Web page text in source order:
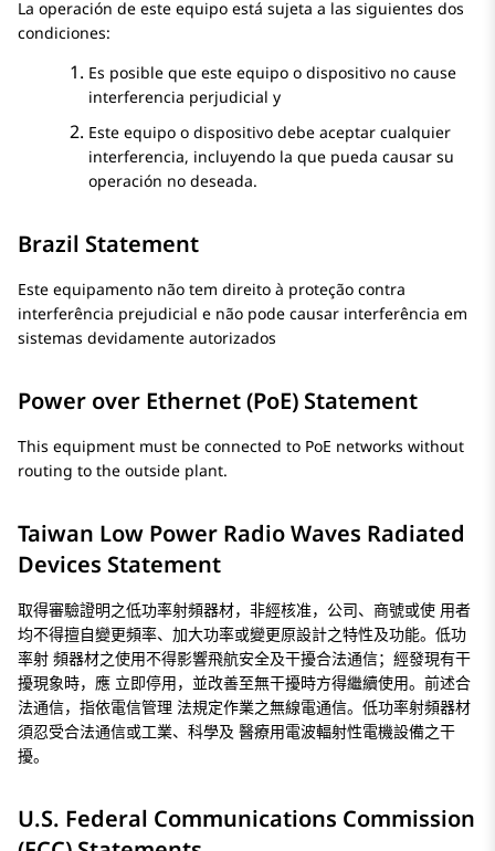
La operación de este equipo está sujeta a las siguientes dos
condiciones:
Es posible que este equipo o dispositivo no cause
interferencia perjudicial y
Este equipo o dispositivo debe aceptar cualquier
interferencia, incluyendo la que pueda causar su
operación no deseada.
Brazil Statement
Este equipamento não tem direito à proteção contra
interferência prejudicial e não pode causar interferência em
sistemas devidamente autorizados
Power over Ethernet (PoE) Statement
This equipment must be connected to PoE networks without
routing to the outside plant.
Taiwan Low Power Radio Waves Radiated
Devices Statement
取得審驗證明之低功率射頻器材，非經核准，公司、商號或使 用者
均不得擅自變更頻率、加大功率或變更原設計之特性及功能。低功
率射 頻器材之使用不得影響飛航安全及干擾合法通信；經發現有干
擾現象時，應 立即停用，並改善至無干擾時方得繼續使用。前述合
法通信，指依電信管理 法規定作業之無線電通信。低功率射頻器材
須忍受合法通信或工業、科學及 醫療用電波輻射性電機設備之干
擾。
U.S. Federal Communications Commission